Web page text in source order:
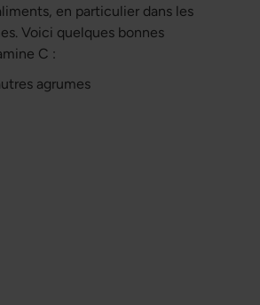
en particulier dans les
Voici quelques bonnes
C :
agrumes